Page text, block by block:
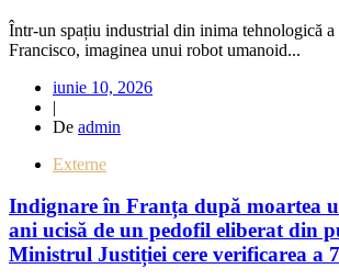
Într-un spațiu industrial din inima tehnologică a
Francisco, imaginea unui robot umanoid...
iunie 10, 2026
|
De admin
Externe
Indignare în Franța după moartea
ani ucisă de un pedofil eliberat din
Ministrul Justiției cere verificarea a